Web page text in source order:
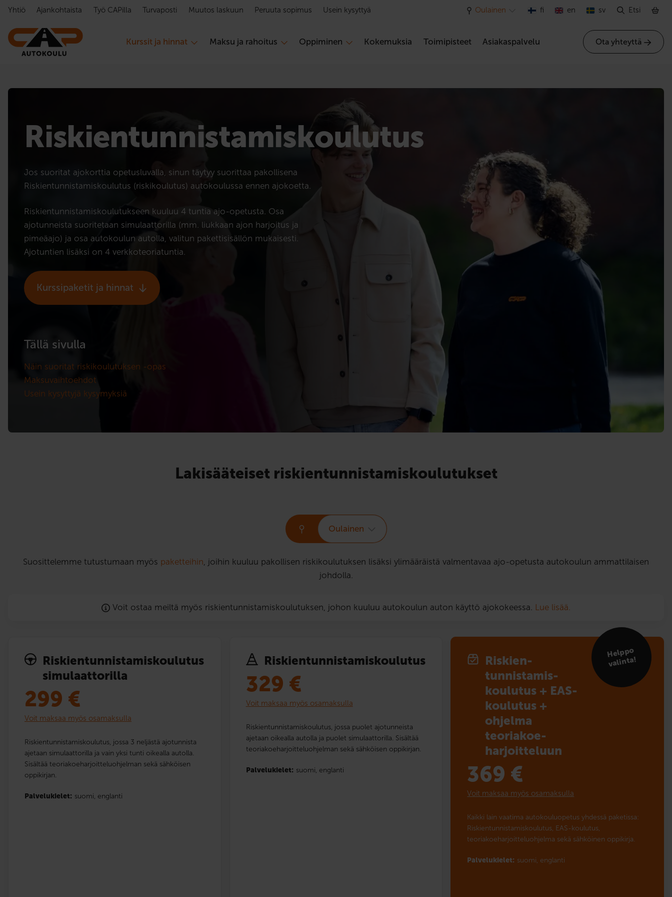
Hyppää sisältöön
Kurssit ja hinnat Maksu ja rahoitus Oppiminen Kokemuksia Toimipisteet Asiakaspalvelu Ota yhteyttä
Yhtiö Ajankohtaista Työ CAPilla Turvaposti Muutos laskuun Peruuta sopimus Usein kysyttyä Oulainen fi en sv Etsi
Riskien­tunnistamis­koulutus
Jos suoritat ajokorttia opetusluvalla, sinun täytyy suorittaa pakollisena
Riskientunnistamiskoulutus (riskikoulutus) autokoulussa ennen ajokoetta.
Riskientunnistamiskoulutukseen kuuluu 4 tuntia ajo-opetusta. Osa
ajotunneista suoritetaan simulaattorilla (mm. liukkaan ajon harjoitus ja
pimeäajo) ja osa autokoulun autolla, valitun pakettisisällön mukaisesti.
Ajotuntien lisäksi on 4 verkkoteoriatuntia.
Kurssipaketit ja hinnat
Tällä sivulla
Näin suoritat riskikoulutuksen -opas
Maksuvaihtoehdot
Usein kysyttyjä kysymyksiä
Lakisääteiset riskien­tunnistamis­koulutukset
Oulainen
Suosittelemme tutustumaan myös paketteihin , joihin kuuluu pakollisen riskikoulutuksen lisäksi ylimääräistä valmentavaa ajo-opetusta autokoulun ammattilaisen
johdolla.
Voit ostaa meiltä myös riskientunnistamiskoulutuksen, johon kuuluu autokoulun auton käyttö ajokokeessa. Lue lisää.
Riskien­tunnistamis­koulutus
simulaattorilla
299 €
Voit maksaa myös osamaksulla
Riskientunnistamiskoulutus, jossa 3 neljästä ajotunnista
ajetaan simulaattorilla ja vain yksi tunti oikealla autolla.
Sisältää teoriakoeharjoitteluohjelman sekä sähköisen
oppikirjan.
Palvelukielet: suomi, englanti
Riskien­tunnistamis­koulutus
329 €
Voit maksaa myös osamaksulla
Riskientunnistamiskoulutus, jossa puolet ajotunneista
ajetaan oikealla autolla ja puolet simulaattorilla. Sisältää
teoriakoeharjoitteluohjelman sekä sähköisen oppikirjan.
Palvelukielet: suomi, englanti
Riskien­
tunnistamis­
koulutus + EAS-
koulutus +
ohjelma
teoriakoe­­
harjoitteluun
Helppo
valinta!
369 €
Voit maksaa myös osamaksulla
Kaikki lain vaatima autokouluopetus yhdessä paketissa:
Riskientunnistamiskoulutus, EAS-koulutus,
teoriakoeharjoitteluohjelma sekä sähköinen oppikirja.
Palvelukielet: suomi, englanti